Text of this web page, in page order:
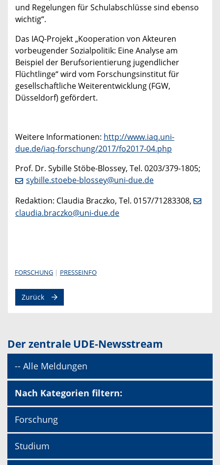
und Regelungen für Schulabschlüsse sind ebenso
wichtig“.
Das IAQ-Projekt „Kooperation von Akteuren
vorbeugender Sozialpolitik: Eine Analyse am
Beispiel der Berufsorientierung jugendlicher
Flüchtlinge“ wird vom Forschungsinstitut für
gesellschaftliche Weiterentwicklung (FGW,
Düsseldorf) gefördert.
Weitere Informationen: http://www.iaq.uni-
due.de/iaq-forschung/2017/fo2017-04.php
Prof. Dr. Sybille Stöbe-Blossey, Tel. 0203/379-1805;
sybille.stoebe-blossey@uni-due.de
Redaktion: Claudia Braczko, Tel. 0157/71283308,
claudia.braczko@uni-due.de
FORSCHUNG PRESSEINFO
Zurück
Der zentrale UDE-Newsstream
-- Alle Meldungen
Nach Kategorien filtern:
Forschung
Studium